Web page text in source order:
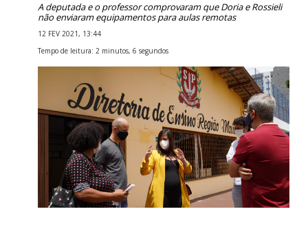
A deputada e o professor comprovaram que Doria e Rossieli
não enviaram equipamentos para aulas remotas
12 FEV 2021, 13:44
Tempo de leitura: 2 minutos, 6 segundos